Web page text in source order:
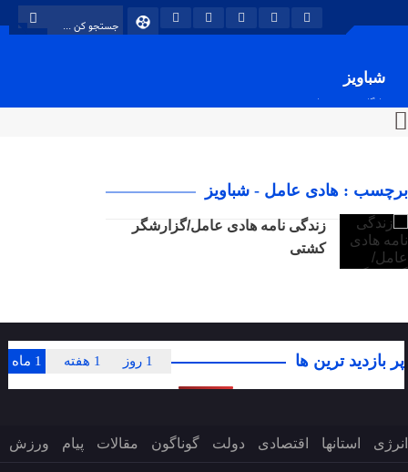
شباویز
پایگاه خبری شباویز
برچسب : هادی عامل - شباویز
زندگی نامه هادی عامل/گزارشگر
کشتی
پر بازدید ترین ها 1 ماه 1 هفته 1 روز
انرژی استانها اقتصادی دولت گوناگون مقالات پیام ورزش